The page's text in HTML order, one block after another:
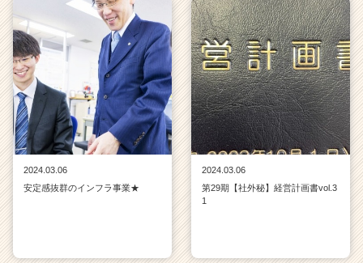
2024.03.06
安定感抜群のインフラ事業★
2024.03.06
第29期【社外秘】経営計画書vol.3
1